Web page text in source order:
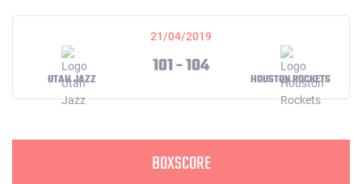
21/04/2019
UTAH JAZZ
101 - 104
HOUSTON ROCKETS
BOXSCORE